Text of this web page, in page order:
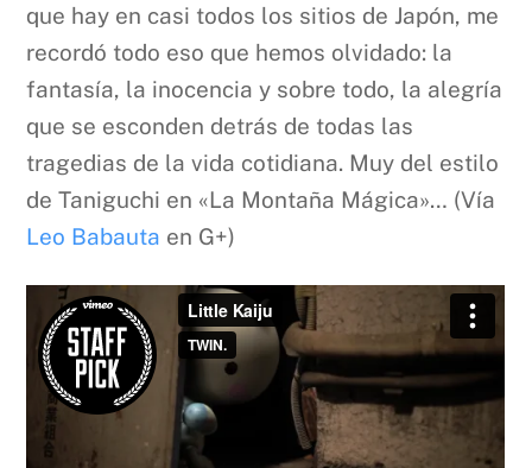
que hay en casi todos los sitios de Japón, me
recordó todo eso que hemos olvidado: la
fantasía, la inocencia y sobre todo, la alegría
que se esconden detrás de todas las
tragedias de la vida cotidiana. Muy del estilo
de Taniguchi en «La Montaña Mágica»… (Vía
Leo Babauta en G+)